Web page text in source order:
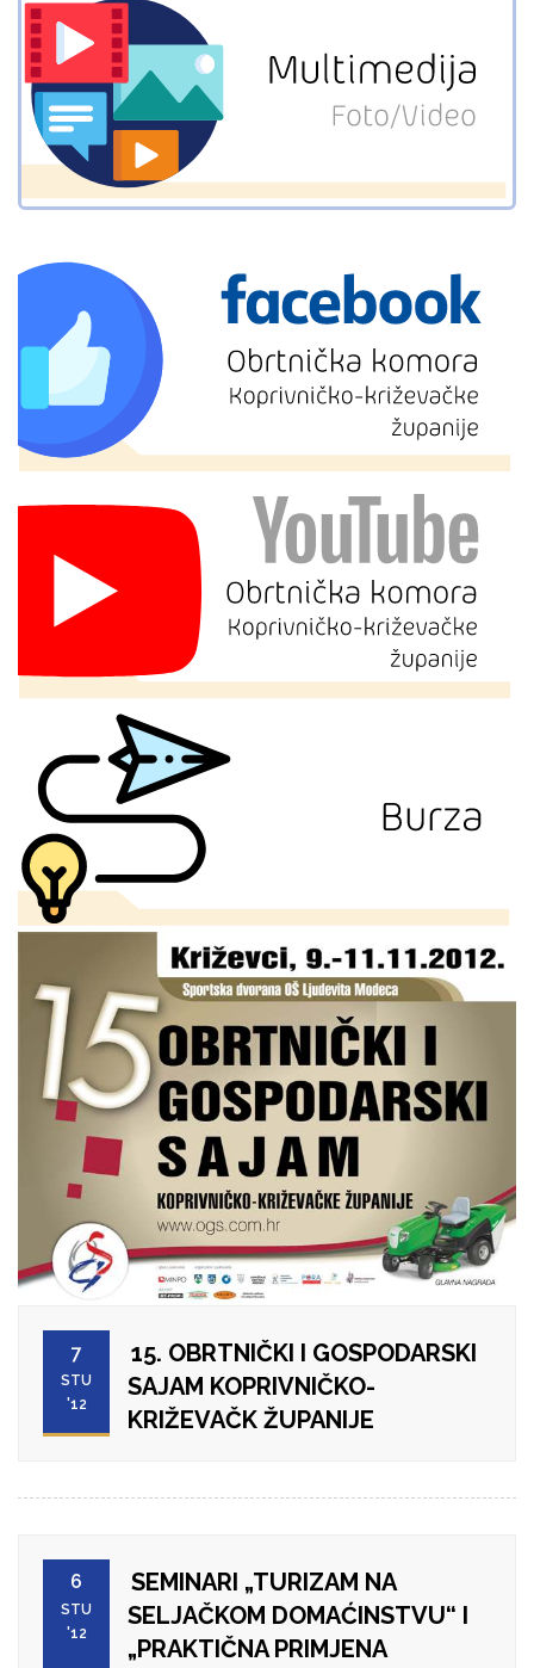
7
STU
'12
15. OBRTNIČKI I GOSPODARSKI
SAJAM KOPRIVNIČKO-
KRIŽEVAČK ŽUPANIJE
6
STU
'12
SEMINARI „TURIZAM NA
SELJAČKOM DOMAĆINSTVU“ I
„PRAKTIČNA PRIMJENA